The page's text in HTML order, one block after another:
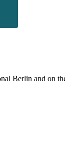
Berlin and on